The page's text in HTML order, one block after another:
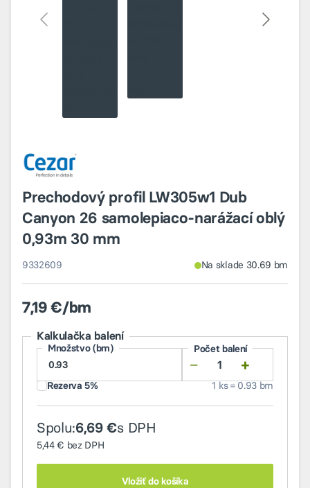
Prechodový profil LW305w1 Dub
Canyon 26 samolepiaco-narážací oblý
0,93m 30 mm
9332609 Na sklade 30.69 bm
7,19 €/bm
Kalkulačka balení
Množstvo (bm) Počet balení
− +
Rezerva 5% 1 ks = 0.93 bm
Spolu:6,69 €s DPH
5,44 € bez DPH
Vložiť do košíka